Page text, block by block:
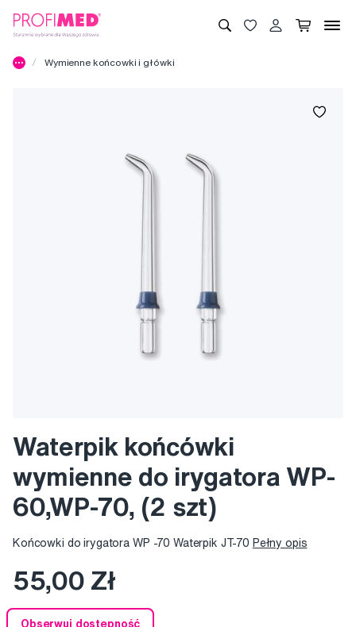
Wymienne końcowki i główki
Waterpik końcówki
wymienne do irygatora WP-
60,WP-70, (2 szt)
Końcowki do irygatora WP -70 Waterpik JT-70 Pełny opis
55,00 Zł
Obserwuj dostępność